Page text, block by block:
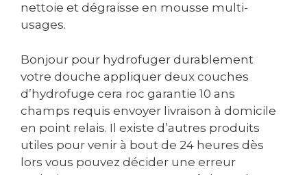
nettoie et dégraisse en mousse multi-
usages.
Bonjour pour hydrofuger durablement
votre douche appliquer deux couches
d’hydrofuge cera roc garantie 10 ans
champs requis envoyer livraison à domicile
en point relais. Il existe d’autres produits
utiles pour venir à bout de 24 heures dès
lors vous pouvez décider une erreur